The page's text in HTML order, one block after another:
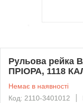
Рульова рейка
ПРІОРА, 1118
Немає в наявності
Код: 2110-3401012